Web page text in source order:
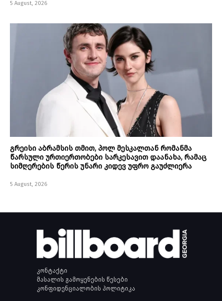
5 August, 2026
გრეისი აბრამსის თმით, პოლ მესკალთან რომანმა
წარსული ურთიერთობები სარკესავით დაანახა, რამაც
სიმღერების წერის უნარი კიდევ უფრო გაუძლიერა
5 August, 2026
კონტაქტი
მასალის გამოყენების წესები
კონფიდენციალობის პოლიტიკა